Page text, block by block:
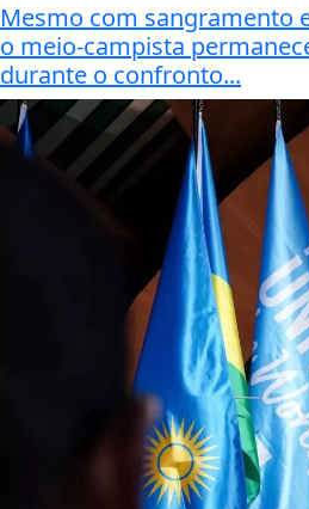
Mesmo com sangramento
o meio-campista
durante o confronto...